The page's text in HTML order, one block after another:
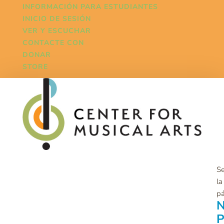
INFORMACIÓN PARA ESTUDIANTES
INICIO DE SESIÓN
VER Y ESCUCHAR
CONTACTE CON
DONAR
STORE
la